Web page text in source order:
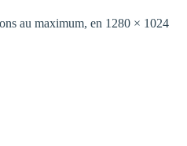
au maximum, en 1280 × 1024